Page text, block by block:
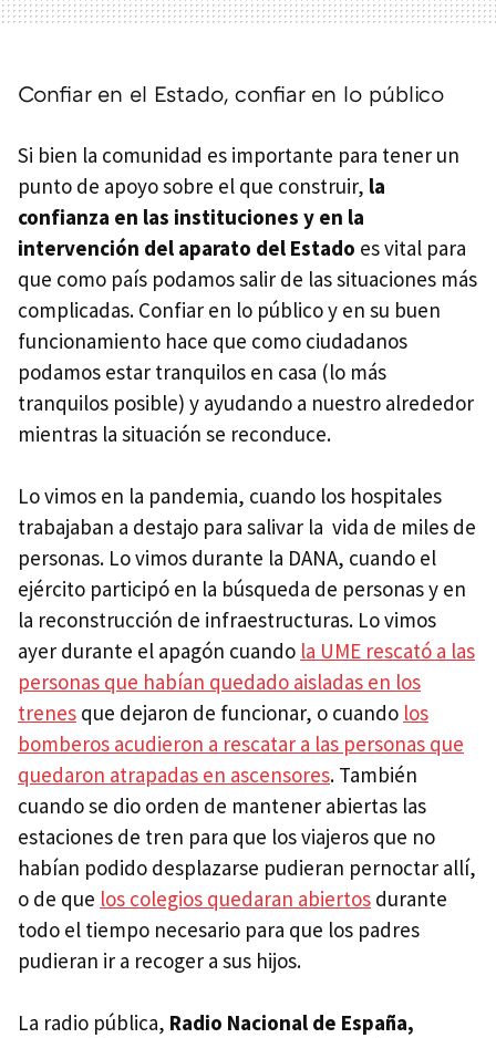
Confiar en el Estado, confiar en lo público
Si bien la comunidad es importante para tener un
punto de apoyo sobre el que construir, la
confianza en las instituciones y en la
intervención del aparato del Estado es vital para
que como país podamos salir de las situaciones más
complicadas. Confiar en lo público y en su buen
funcionamiento hace que como ciudadanos
podamos estar tranquilos en casa (lo más
tranquilos posible) y ayudando a nuestro alrededor
mientras la situación se reconduce.
Lo vimos en la pandemia, cuando los hospitales
trabajaban a destajo para salivar la vida de miles de
personas. Lo vimos durante la DANA, cuando el
ejército participó en la búsqueda de personas y en
la reconstrucción de infraestructuras. Lo vimos
ayer durante el apagón cuando la UME rescató a las
personas que habían quedado aisladas en los
trenes que dejaron de funcionar, o cuando los
bomberos acudieron a rescatar a las personas que
quedaron atrapadas en ascensores. También
cuando se dio orden de mantener abiertas las
estaciones de tren para que los viajeros que no
habían podido desplazarse pudieran pernoctar allí,
o de que los colegios quedaran abiertos durante
todo el tiempo necesario para que los padres
pudieran ir a recoger a sus hijos.
La radio pública, Radio Nacional de España,